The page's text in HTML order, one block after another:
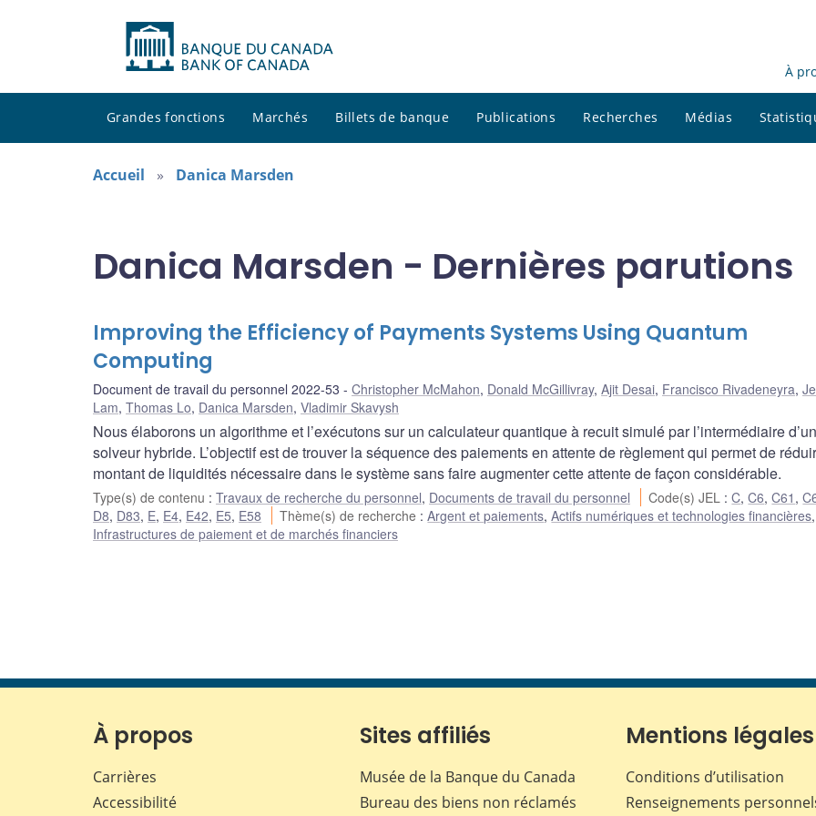
À
Grandes fonctions Marchés Billets de banque Publications Recherches Médias
Accueil Danica Marsden
Danica Marsden - Dernières parutions
Improving the Efficiency of Payments Systems Using Quantum
Computing
Document de travail du personnel 2022-53 Christopher McMahon, Donald McGillivray, Ajit Desai, Francisco Rivadeneyra,
Lam, Thomas Lo, Danica Marsden, Vladimir Skavysh
Nous élaborons un algorithme et l’exécutons sur un calculateur quantique à recuit simulé par l’intermédiaire d’un
solveur hybride. L’objectif est de trouver la séquence des paiements en attente de règlement qui permet de
montant de liquidités nécessaire dans le système sans faire augmenter cette attente de façon considérable.
Type(s) de contenu : Travaux de recherche du personnel, Documents de travail du personnel Code(s) JEL :C,C6,C61 ,
D8, D83, E, E4, E42, E5, E58 Thème(s) de recherche :Argent et paiements,Actifs numériques et technologies financières,
Infrastructures de paiement et de marchés financiers
À propos
Carrières
Accessibilité
Sites affiliés
Musée de la Banque du Canada
Bureau des biens non réclamés
Mentions légales
Conditions d’utilisation
Renseignements